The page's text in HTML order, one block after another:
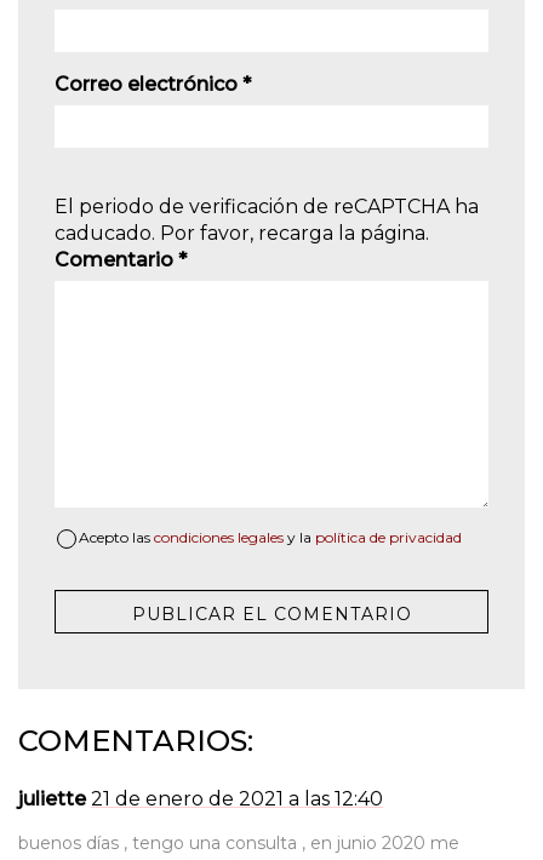
Correo electrónico *
El periodo de verificación de reCAPTCHA ha
caducado. Por favor, recarga la página.
Comentario *
Acepto las condiciones legales y la política de privacidad
COMENTARIOS:
juliette 21 de enero de 2021 a las 12:40
buenos días , tengo una consulta , en junio 2020 me